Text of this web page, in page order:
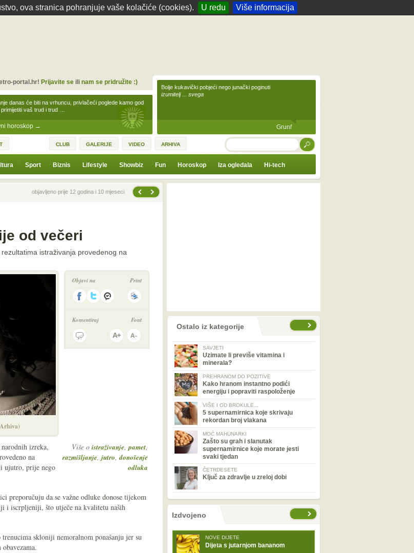
ova stranica pohranjuje vaše kolačiće (cookies). U redu Više informacija
horoskop →
danas će biti na vrhuncu, privlačeći poglede kamo god
vaš trud i trud …
portal.hr! Prijavite seili nam se pridružite :)
Bolje kukavički pobjeći nego junački poginuti
izumitelj ... svega
Grunf
CLUB GALERIJE VIDEO ARHIVA TRAŽI
Sport Biznis Lifestyle Showbiz Fun Horoskop Iza ogledala Hi-tech
vijest
objavljeno prije 12 godina i 10 mjeseci
od večeri
istraživanja provedenog na
Objavi na Print
Komentiraj Font
Više o istraživanje,pamet,
razmišljanje, jutro,donošenje
odluka
izreka,
na
ujutro, prije nego
preporučuju da se važne odluke donose tijekom
i iscrpljeniji, što utječe na kvalitetu naših
skloniji nemoralnom ponašanju jer su
prethodno Ostalo iz kategorije
SAVJETI
Uzimate li previše vitamina i
minerala?
PREHRANOM DO POZITIVE
Kako hranom instantno podići
energiju i popraviti raspoloženje
VIŠE I OD BROKULE...
5 supernamirnica koje skrivaju
rekordan broj vlakana
MOĆ MAHUNARKI
Zašto su grah i slanutak
supernamirnice koje morate jesti
svaki tjedan
ČETRDESETE
Ključ za zdravlje u zreloj dobi
nema prethodne stranice
sljedećeIzdvojeno
NOVE DIJETE
Dijeta s jutarnjom bananom